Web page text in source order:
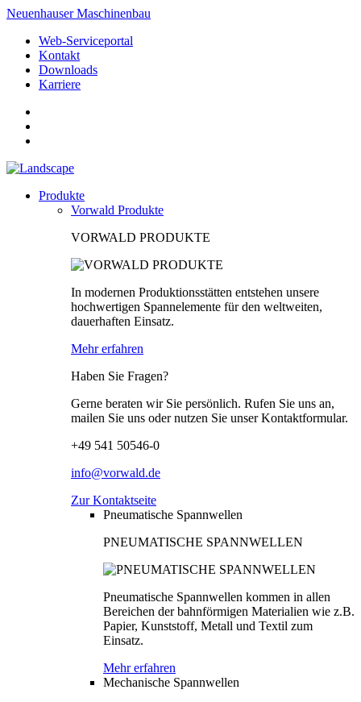
Neuenhauser Maschinenbau
Web-Serviceportal
Kontakt
Downloads
Karriere
Produkte
Vorwald Produkte
VORWALD PRODUKTE
In modernen Produktionsstätten entstehen unsere
hochwertigen Spannelemente für den weltweiten,
dauerhaften Einsatz.
Mehr erfahren
Haben Sie Fragen?
Gerne beraten wir Sie persönlich. Rufen Sie uns an,
mailen Sie uns oder nutzen Sie unser Kontaktformular.
+49 541 50546-0
info@vorwald.de
Zur Kontaktseite
Pneumatische Spannwellen
PNEUMATISCHE SPANNWELLEN
Pneumatische Spannwellen kommen in allen
Bereichen der bahnförmigen Materialien wie z.B.
Papier, Kunststoff, Metall und Textil zum
Einsatz.
Mehr erfahren
Mechanische Spannwellen